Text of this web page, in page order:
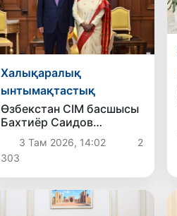
Халықаралық
ынтымақтастық
Өзбекстан СІМ басшысы
Бахтиёр Саидов
Үндістан Президентімен
екіжақты
байланыстарды нығайту
мәселелерін талқылады
3 Там 2026, 14:02
2
303